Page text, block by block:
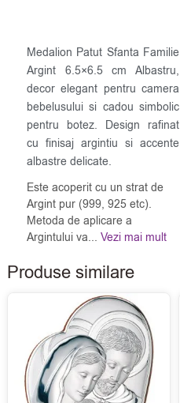
Medalion Patut Sfanta Familie
Argint 6.5×6.5 cm Albastru,
decor elegant pentru camera
bebelusului si cadou simbolic
pentru botez. Design rafinat
cu finisaj argintiu si accente
albastre delicate.
Este acoperit cu un strat de
Argint pur (999, 925 etc).
Metoda de aplicare a
Argintului va... Vezi mai mult
Produse similare